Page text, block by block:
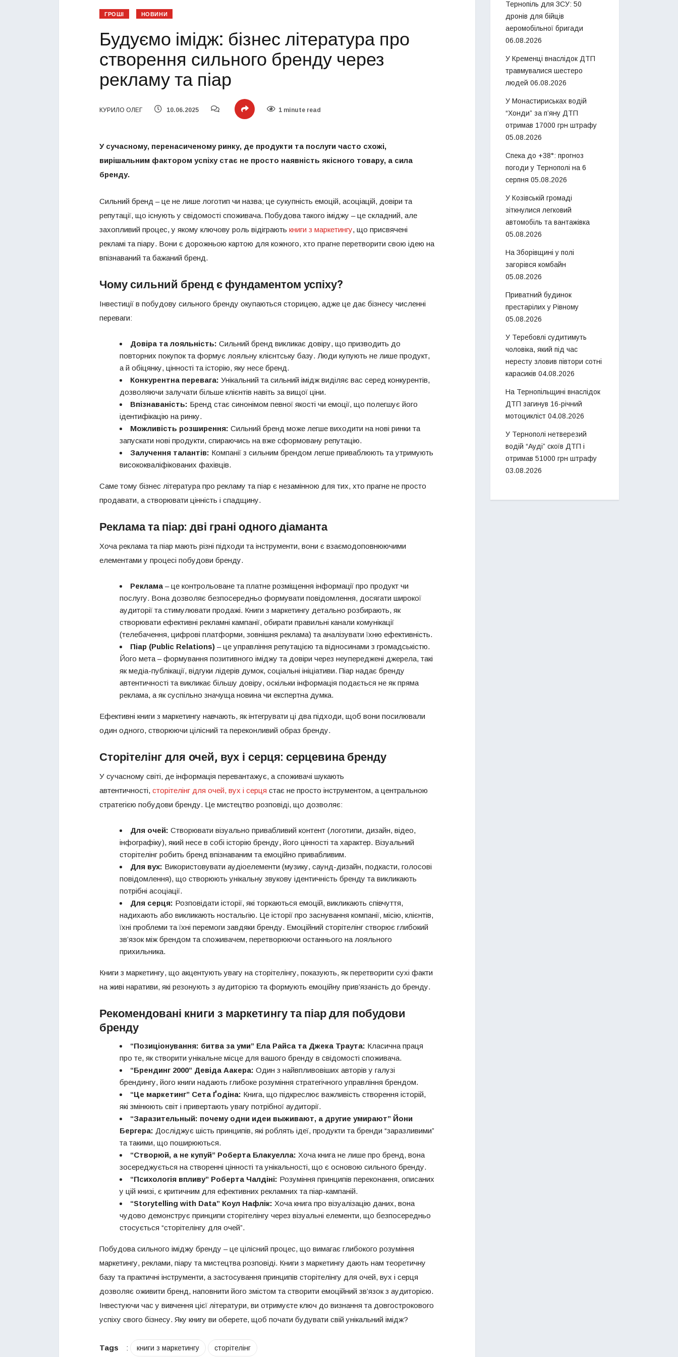
ГРОШІ НОВИНИ
Будуємо імідж: бізнес література про
створення сильного бренду через
рекламу та піар
КУРИЛО ОЛЕГ 10.06.2025 1 minute read
У сучасному, перенасиченому ринку, де продукти та послуги часто схожі,
вирішальним фактором успіху стає не просто наявність якісного товару, а сила
бренду.
Сильний бренд – це не лише логотип чи назва; це сукупність емоцій, асоціацій, довіри та
репутації, що існують у свідомості споживача. Побудова такого іміджу – це складний, але
захопливий процес, у якому ключову роль відіграють книги з маркетингу, що присвячені
рекламі та піару. Вони є дорожньою картою для кожного, хто прагне перетворити свою ідею на
впізнаваний та бажаний бренд.
Чому сильний бренд є фундаментом успіху?
Інвестиції в побудову сильного бренду окупаються сторицею, адже це дає бізнесу численні
переваги:
Довіра та лояльність: Сильний бренд викликає довіру, що призводить до
повторних покупок та формує лояльну клієнтську базу. Люди купують не лише продукт,
а й обіцянку, цінності та історію, яку несе бренд.
Конкурентна перевага: Унікальний та сильний імідж виділяє вас серед конкурентів,
дозволяючи залучати більше клієнтів навіть за вищої ціни.
Впізнаваність: Бренд стає синонімом певної якості чи емоції, що полегшує його
ідентифікацію на ринку.
Можливість розширення: Сильний бренд може легше виходити на нові ринки та
запускати нові продукти, спираючись на вже сформовану репутацію.
Залучення талантів: Компанії з сильним брендом легше приваблюють та утримують
висококваліфікованих фахівців.
Саме тому бізнес література про рекламу та піар є незамінною для тих, хто прагне не просто
продавати, а створювати цінність і спадщину.
Реклама та піар: дві грані одного діаманта
Хоча реклама та піар мають різні підходи та інструменти, вони є взаємодоповнюючими
елементами у процесі побудови бренду.
Реклама – це контрольоване та платне розміщення інформації про продукт чи
послугу. Вона дозволяє безпосередньо формувати повідомлення, досягати широкої
аудиторії та стимулювати продажі. Книги з маркетингу детально розбирають, як
створювати ефективні рекламні кампанії, обирати правильні канали комунікації
(телебачення, цифрові платформи, зовнішня реклама) та аналізувати їхню ефективність.
Піар (Public Relations) – це управління репутацією та відносинами з громадськістю.
Його мета – формування позитивного іміджу та довіри через неупереджені джерела, такі
як медіа-публікації, відгуки лідерів думок, соціальні ініціативи. Піар надає бренду
автентичності та викликає більшу довіру, оскільки інформація подається не як пряма
реклама, а як суспільно значуща новина чи експертна думка.
Ефективні книги з маркетингу навчають, як інтегрувати ці два підходи, щоб вони посилювали
один одного, створюючи цілісний та переконливий образ бренду.
Сторітелінг для очей, вух і серця: серцевина бренду
У сучасному світі, де інформація перевантажує, а споживачі шукають
автентичності, сторітелінг для очей, вух і серця стає не просто інструментом, а центральною
стратегією побудови бренду. Це мистецтво розповіді, що дозволяє:
Для очей: Створювати візуально привабливий контент (логотипи, дизайн, відео,
інфографіку), який несе в собі історію бренду, його цінності та характер. Візуальний
сторітелінг робить бренд впізнаваним та емоційно привабливим.
Для вух: Використовувати аудіоелементи (музику, саунд-дизайн, подкасти, голосові
повідомлення), що створюють унікальну звукову ідентичність бренду та викликають
потрібні асоціації.
Для серця: Розповідати історії, які торкаються емоцій, викликають співчуття,
надихають або викликають ностальгію. Це історії про заснування компанії, місію, клієнтів,
їхні проблеми та їхні перемоги завдяки бренду. Емоційний сторітелінг створює глибокий
зв’язок між брендом та споживачем, перетворюючи останнього на лояльного
прихильника.
Книги з маркетингу, що акцентують увагу на сторітелінгу, показують, як перетворити сухі факти
на живі наративи, які резонують з аудиторією та формують емоційну прив’язаність до бренду.
Рекомендовані книги з маркетингу та піар для побудови
бренду
“Позиціонування: битва за уми” Ела Райса та Джека Траута: Класична праця
про те, як створити унікальне місце для вашого бренду в свідомості споживача.
“Брендинг 2000” Девіда Аакера: Один з найвпливовіших авторів у галузі
брендингу, його книги надають глибоке розуміння стратегічного управління брендом.
“Це маркетинг” Сета Ґодіна: Книга, що підкреслює важливість створення історій,
які змінюють світ і привертають увагу потрібної аудиторії.
“Заразительный: почему одни идеи выживают, а другие умирают” Йони
Бергера: Досліджує шість принципів, які роблять ідеї, продукти та бренди “заразливими”
та такими, що поширюються.
“Створюй, а не купуй” Роберта Блакуелла: Хоча книга не лише про бренд, вона
зосереджується на створенні цінності та унікальності, що є основою сильного бренду.
“Психологія впливу” Роберта Чалдіні: Розуміння принципів переконання, описаних
у цій книзі, є критичним для ефективних рекламних та піар-кампаній.
“Storytelling with Data” Коул Нафлік: Хоча книга про візуалізацію даних, вона
чудово демонструє принципи сторітелінгу через візуальні елементи, що безпосередньо
стосується “сторітелінгу для очей”.
Побудова сильного іміджу бренду – це цілісний процес, що вимагає глибокого розуміння
маркетингу, реклами, піару та мистецтва розповіді. Книги з маркетингу дають нам теоретичну
базу та практичні інструменти, а застосування принципів сторітелінгу для очей, вух і серця
дозволяє оживити бренд, наповнити його змістом та створити емоційний зв’язок з аудиторією.
Інвестуючи час у вивчення цієї літератури, ви отримуєте ключ до визнання та довгострокового
успіху свого бізнесу. Яку книгу ви оберете, щоб почати будувати свій унікальний імідж?
Tags : книги з маркетингу сторітелінг
Тернопіль для ЗСУ: 50
дронів для бійців
аеромобільної бригади
06.08.2026
У Кременці внаслідок ДТП
травмувалися шестеро
людей 06.08.2026
У Монастириськах водій
“Хонди” за п’яну ДТП
отримав 17000 грн штрафу
05.08.2026
Спека до +38°: прогноз
погоди у Тернополі на 6
серпня 05.08.2026
У Козівській громаді
зіткнулися легковий
автомобіль та вантажівка
05.08.2026
На Зборівщині у полі
загорівся комбайн
05.08.2026
Приватний будинок
престарілих у Рівному
05.08.2026
У Теребовлі судитимуть
чоловіка, який під час
нересту зловив півтори сотні
карасиків 04.08.2026
На Тернопільщині внаслідок
ДТП загинув 16-річний
мотоцикліст 04.08.2026
У Тернополі нетверезий
водій “Ауді” скоїв ДТП і
отримав 51000 грн штрафу
03.08.2026